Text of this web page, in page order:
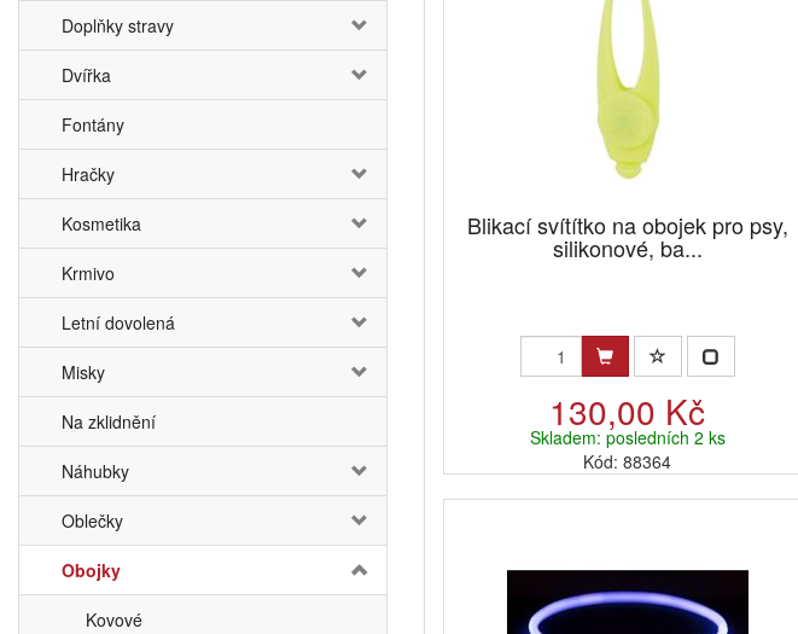
Doplňky stravy
Dvířka
Fontány
Hračky
Kosmetika
Krmivo
Letní dovolená
Misky
Na zklidnění
Náhubky
Oblečky
Obojky
Kovové
Blikací svítítko na obojek pro psy,
silikonové, ba...
130,00 Kč
Skladem: posledních 2 ks
Kód: 88364